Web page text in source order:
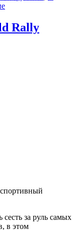
Rally
за руль самых
в этом